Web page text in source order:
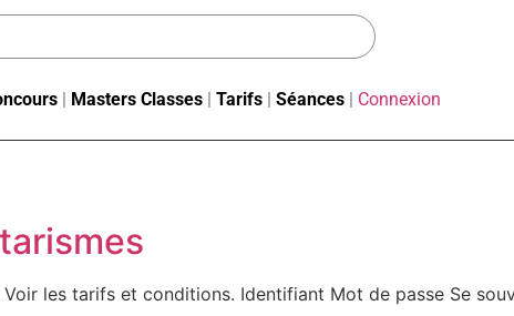
| Masters Classes| Tarifs | Séances | Connexion
les tarifs et conditions. Identifiant Mot de passe Se